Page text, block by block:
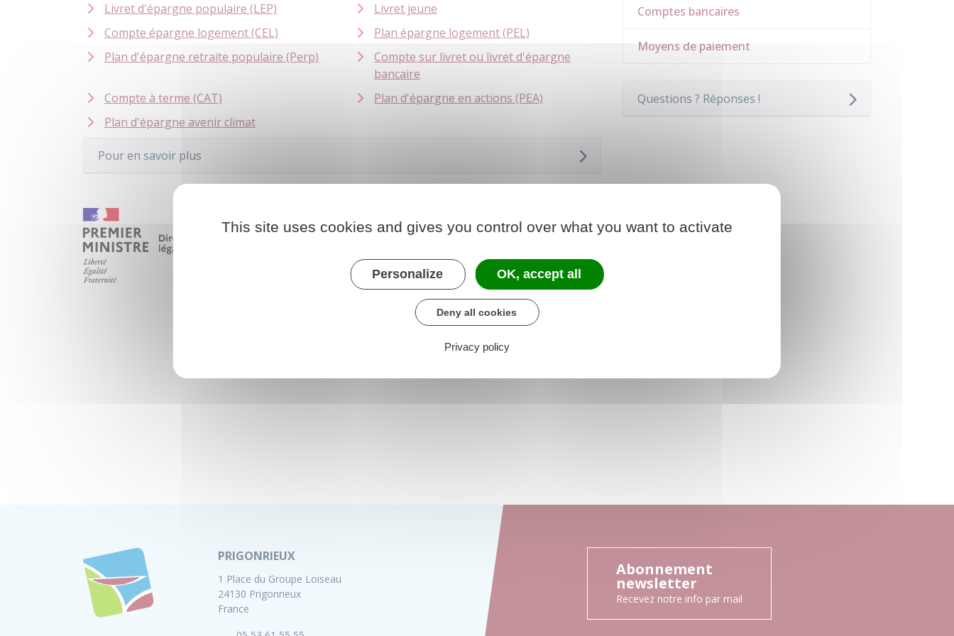
Livret d'épargne populaire (LEP)
Livret jeune
Compte épargne logement (CEL)
Plan épargne logement (PEL)
Plan d'épargne retraite populaire (Perp)
Compte sur livret ou livret d'épargne
bancaire
Compte à terme (CAT)
Plan d'épargne en actions (PEA)
Plan d'épargne avenir climat
Pour en savoir plus
Comptes bancaires
Moyens de paiement
Questions ? Réponses !
PRIGONRIEUX
1 Place du Groupe Loiseau
24130 Prigonrieux
France
Abonnement
newsletter
Recevez notre info par mail
This site uses cookies and gives you control over what you want to activate
Personalize OK, accept all
Deny all cookies
Privacy policy